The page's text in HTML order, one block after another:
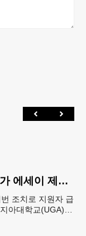
조지아텍⋅UGA, 지원자 추가 에세이 제출 폐지
조치로 지원자 급
아대학교(UGA)와